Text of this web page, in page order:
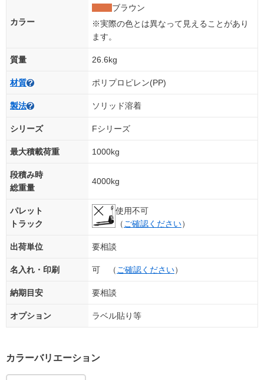
カラー
ブラウン
※実際の色とは異なって見えることがあり
ます。
質量 26.6kg
材質 ポリプロピレン(PP)
製法 ソリッド溶着
シリーズ Fシリーズ
最大積載荷重 1000kg
段積み時
総重量
4000kg
パレット
トラック
使用不可
（ ご確認ください）
出荷単位 要相談
名入れ・印刷 可 （ ご確認ください）
納期目安 要相談
オプション ラベル貼り等
カラーバリエーション